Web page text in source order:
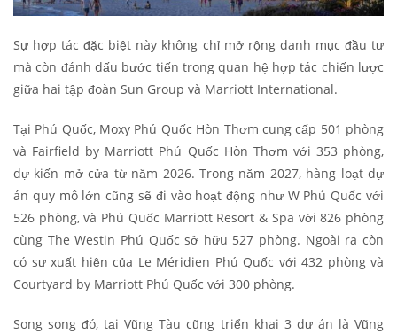
Sự hợp tác đặc biệt này không chỉ mở rộng danh mục đầu tư
mà còn đánh dấu bước tiến trong quan hệ hợp tác chiến lược
giữa hai tập đoàn Sun Group và Marriott International.
Tại Phú Quốc, Moxy Phú Quốc Hòn Thơm cung cấp 501 phòng
và Fairfield by Marriott Phú Quốc Hòn Thơm với 353 phòng,
dự kiến mở cửa từ năm 2026. Trong năm 2027, hàng loạt dự
án quy mô lớn cũng sẽ đi vào hoạt động như W Phú Quốc với
526 phòng, và Phú Quốc Marriott Resort & Spa với 826 phòng
cùng The Westin Phú Quốc sở hữu 527 phòng. Ngoài ra còn
có sự xuất hiện của Le Méridien Phú Quốc với 432 phòng và
Courtyard by Marriott Phú Quốc với 300 phòng.
Song song đó, tại Vũng Tàu cũng triển khai 3 dự án là Vũng